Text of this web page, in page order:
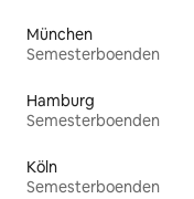
München
Semesterboenden
Hamburg
Semesterboenden
Köln
Semesterboenden